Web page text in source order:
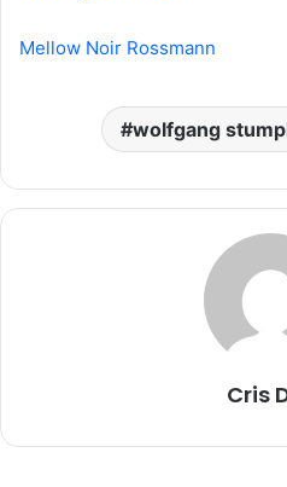
Mellow Noir Rossmann
wolfgang
Cris